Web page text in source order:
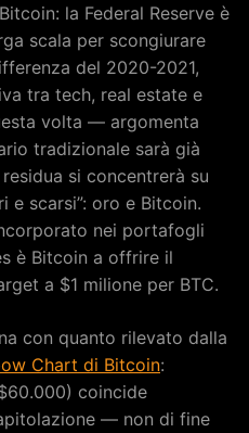
la Federal Reserve è
scala per scongiurare
del 2020-2021,
tra tech, real estate e
volta — argomenta
tradizionale sarà già
si concentrerà su
e scarsi”: oro e Bitcoin.
nei portafogli
è Bitcoin a offrire il
a $1 milione per BTC.
con quanto rilevato dalla
Chart di Bitcoin:
coincide
— non di fine